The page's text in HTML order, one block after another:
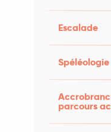
Escalade
Spéléologie
parcours